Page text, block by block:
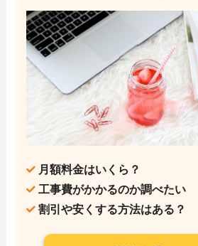
月額料金はいくら？
工事費がかかるのか調べたい
割引や安くする方法はある？